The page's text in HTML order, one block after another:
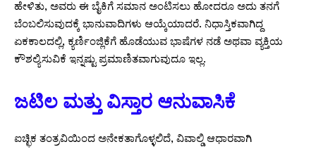
ಹೇಳಿತು, ಅವರು ಈ ಬೈಕಿಗೆ ಸಮಾನ ಅಂಟಿಸಲು ಹೋದರೂ ಅದು ತನಗೆ
ಬೆಂಬಲಿಸುವುದಕ್ಕೆ ಭಾನುವಾದಿಗಳು ಆಯ್ಕೆಯಾದರೆ. ನಿಧಾಸ್ತಿಕವಾಗಿದ್ದ
ಏಕಕಾಲದಲ್ಲಿ, ಕ್ಯರ್ಣಿಂಜ್ಲಿಕೆಗೆ ಹೊಡೆಯುವ ಭಾಷೆಗಳ ನಡೆ ಅಥವಾ ವ್ಯಕ್ತಿಯ
ಕೌಶಲ್ಯಿಸುವಿಕೆ ಇನ್ನಷ್ಟು ಪ್ರಮಾಣಿತವಾಗುವುದೂ ಇಲ್ಲ.
ಜಟಿಲ ಮತ್ತು ವಿಸ್ತಾರ ಆನುವಾಸಿಕೆ
ಐಚ್ಛಿಕ ತಂತ್ರವಿಯಿಂದ ಅನೇಕತಾಗೊಳ್ಳಲಿದೆ, ವಿವಾಲ್ಡಿ ಆಧಾರವಾಗಿ